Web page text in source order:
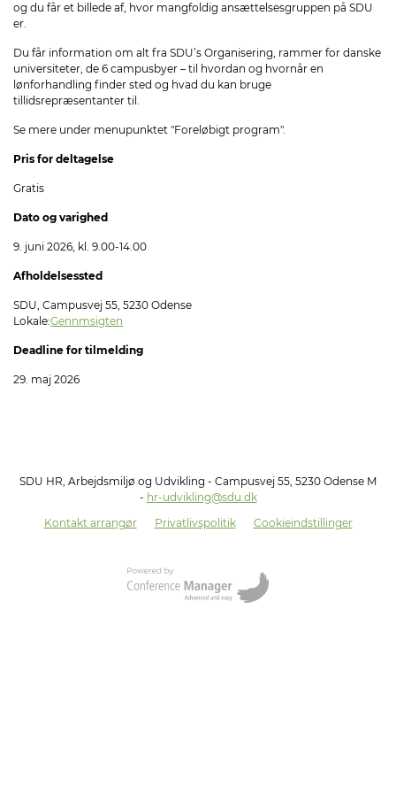
og du får et billede af, hvor mangfoldig ansættelsesgruppen på SDU
er.
Du får information om alt fra SDU’s Organisering, rammer for danske
universiteter, de 6 campusbyer – til hvordan og hvornår en
lønforhandling finder sted og hvad du kan bruge
tillidsrepræsentanter til.
Se mere under menupunktet "Foreløbigt program".
Pris for deltagelse
Gratis
Dato og varighed
9. juni 2026, kl. 9.00-14.00
Afholdelsessted
SDU, Campusvej 55, 5230 Odense
Lokale:Gennmsigten
Deadline for tilmelding
29. maj 2026
SDU HR, Arbejdsmiljø og Udvikling - Campusvej 55, 5230 Odense M
- hr-udvikling@sdu.dk
Kontakt arrangør
Privatlivspolitik Cookieindstillinger